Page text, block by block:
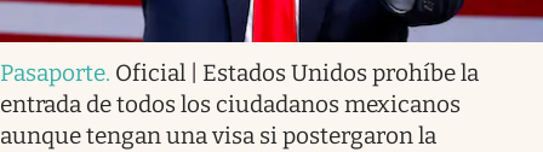
Pasaporte. Oficial | Estados Unidos prohíbe la
entrada de todos los ciudadanos mexicanos
aunque tengan una visa si postergaron la